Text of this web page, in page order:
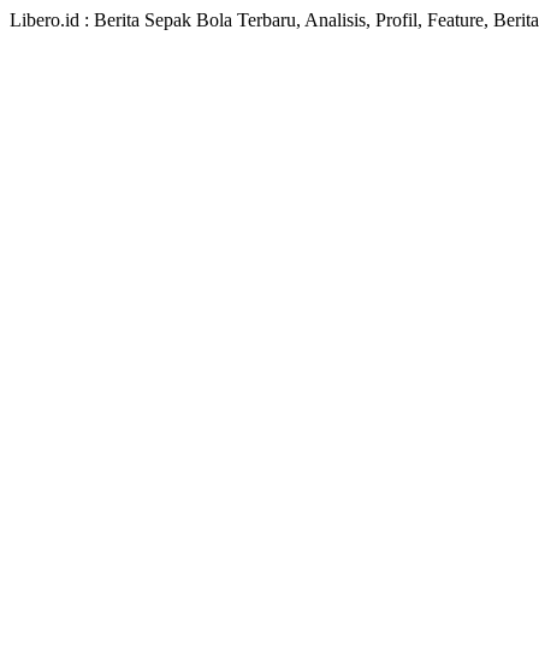
Libero.id : Berita Sepak Bola Terbaru, Analisis, Profil, Feature,